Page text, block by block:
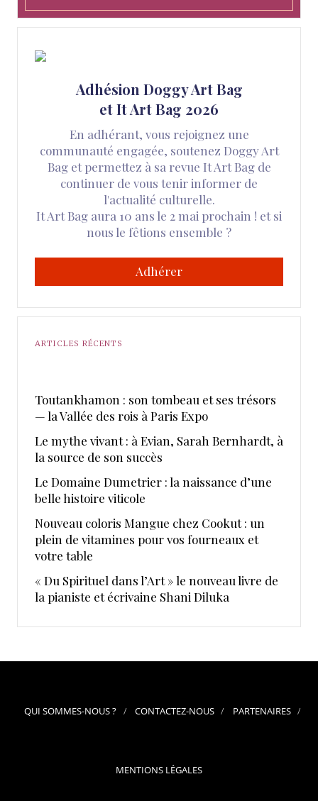
Adhésion Doggy Art Bag
et It Art Bag 2026
En adhérant, vous rejoignez une
communauté engagée, soutenez Doggy Art
Bag et permettez à sa revue It Art Bag de
continuer de vous tenir informer de
l'actualité culturelle.
It Art Bag aura 10 ans le 2 mai prochain ! et si
nous le fêtions ensemble ?
Adhérer
ARTICLES RÉCENTS
Toutankhamon : son tombeau et ses trésors
— la Vallée des rois à Paris Expo
Le mythe vivant : à Evian, Sarah Bernhardt, à
la source de son succès
Le Domaine Dumetrier : la naissance d’une
belle histoire viticole
Nouveau coloris Mangue chez Cookut : un
plein de vitamines pour vos fourneaux et
votre table
« Du Spirituel dans l’Art » le nouveau livre de
la pianiste et écrivaine Shani Diluka
QUI SOMMES-NOUS ? CONTACTEZ-NOUS PARTENAIRES
MENTIONS LÉGALES